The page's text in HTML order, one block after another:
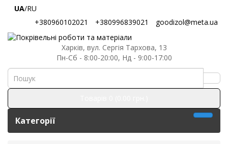
UA/RU
+380960102021
+380996839021 goodizol@meta.ua
Харків, вул. Сергія Тархова, 13
Пн-Сб - 8:00-20:00, Нд - 9:00-17:00
Категорії